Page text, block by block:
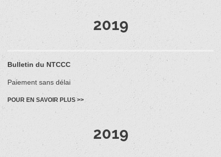
2019
Bulletin du NTCCC
Paiement sans délai
POUR EN SAVOIR PLUS >>
2019